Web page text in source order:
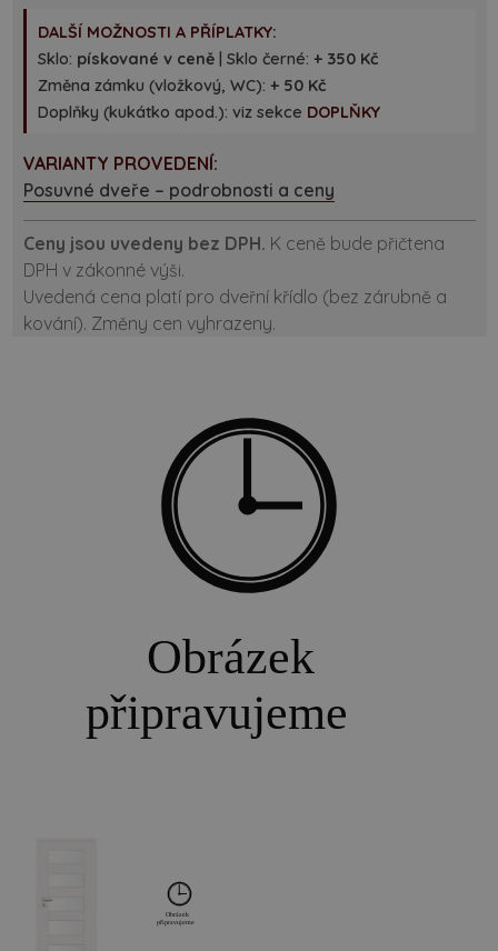
DALŠÍ MOŽNOSTI A PŘÍPLATKY:
Sklo: pískované v ceně| Sklo černé: + 350 Kč
Změna zámku (vložkový, WC): + 50 Kč
Doplňky (kukátko apod.): viz sekce DOPLŇKY
VARIANTY PROVEDENÍ:
Posuvné dveře – podrobnosti a ceny
Ceny jsou uvedeny bez DPH. K ceně bude přičtena
DPH v zákonné výši.
Uvedená cena platí pro dveřní křídlo (bez zárubně a
kování). Změny cen vyhrazeny.